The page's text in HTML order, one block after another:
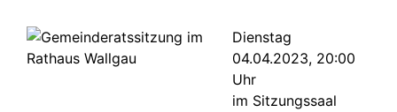
Dienstag
04.04.2023, 20:00
Uhr
im Sitzungssaal